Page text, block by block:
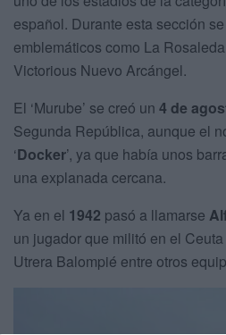
español. Durante esta sección
emblemáticos como La
Victorious Nuevo Arcángel.
El ‘Murube’ se creó un 4 de
Segunda República, aunque el
‘Docker’, ya que había unos
una explanada cercana.
Ya en el 1942 pasó a llamarse
un jugador que militó en el
Utrera Balompié entre otros